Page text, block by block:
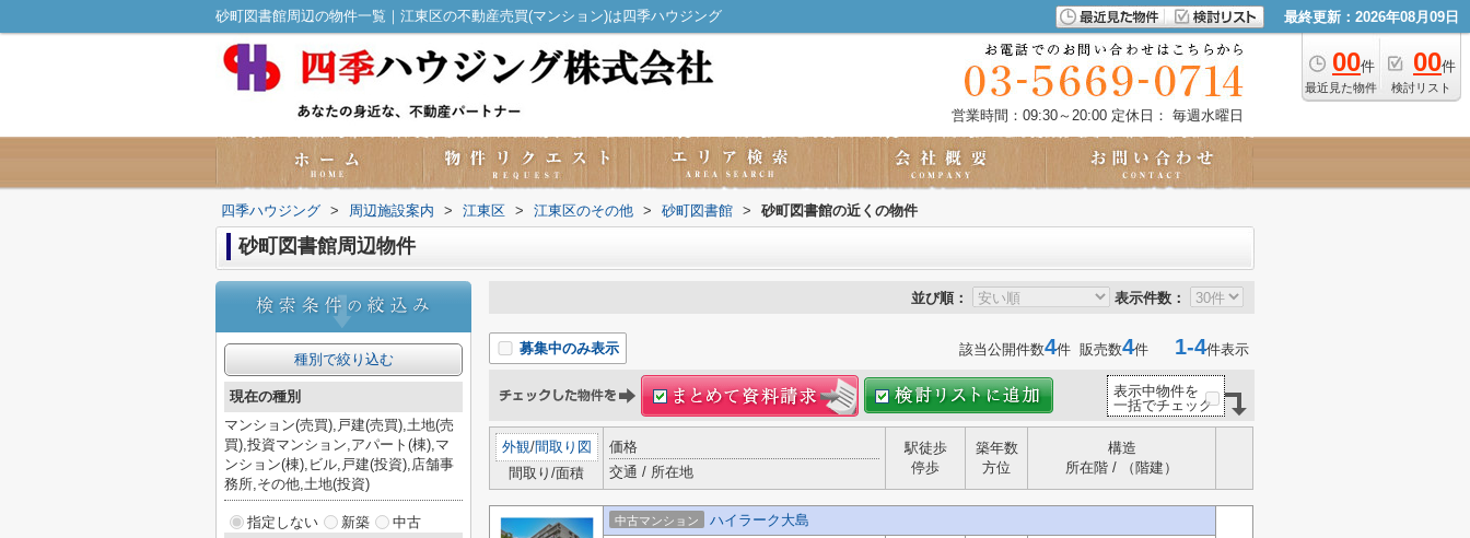
砂町図書館周辺の物件一覧｜江東区の不動産売買(マンション)は四季ハウジング 最終更新：2026年08月09日
00件
最近見た物件
00件
検討リスト
営業時間：09:30～20:00 定休日： 毎週水曜日
四季ハウジング > 周辺施設案内 > 江東区 > 江東区のその他 > 砂町図書館 > 砂町図書館の近くの物件
砂町図書館周辺物件
並び順： 表示件数：
募集中のみ表示 該当公開件数4件 販売数4件 1-4件表示
表示中物件を
一括でチェック
外観/間取り図
間取り/面積
価格
交通 / 所在地
駅徒歩
停歩
築年数
方位
構造
所在階 / （階建）
中古マンション ハイラーク大島
種別で絞り込む
現在の種別
マンション(売買),戸建(売買),土地(売
買),投資マンション,アパート(棟),マ
ンション(棟),ビル,戸建(投資),店舗事
務所,その他,土地(投資)
指定しない 新築
中古